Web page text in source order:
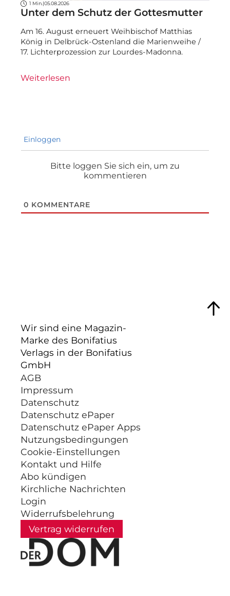
1 Min.|05.08.2026
Unter dem Schutz der Gottesmutter
Am 16. August erneuert Weihbischof Matthias
König in Delbrück-Ostenland die Marienweihe /
17. Lichterprozession zur Lourdes-Madonna.
Weiterlesen
Einloggen
Bitte loggen Sie sich ein, um zu
kommentieren
0 KOMMENTARE
Wir sind eine Magazin-
Marke des Bonifatius
Verlags in der Bonifatius
GmbH
AGB
Impressum
Datenschutz
Datenschutz ePaper
Datenschutz ePaper Apps
Nutzungsbedingungen
Cookie-Einstellungen
Kontakt und Hilfe
Abo kündigen
Kirchliche Nachrichten
Login
Widerrufsbelehrung
Vertrag widerrufen